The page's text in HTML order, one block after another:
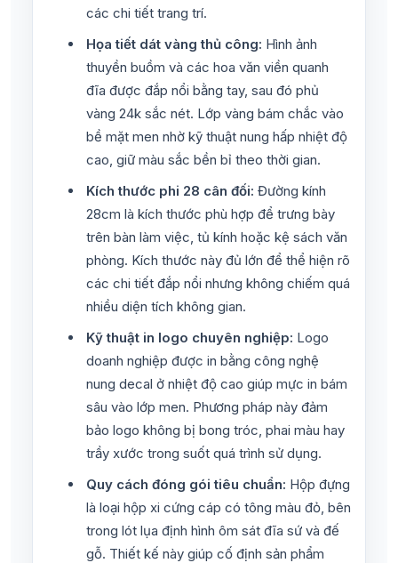
các chi tiết trang trí.
Họa tiết dát vàng thủ công: Hình ảnh
thuyền buồm và các hoa văn viền quanh
đĩa được đắp nổi bằng tay, sau đó phủ
vàng 24k sắc nét. Lớp vàng bám chắc vào
bề mặt men nhờ kỹ thuật nung hấp nhiệt độ
cao, giữ màu sắc bền bỉ theo thời gian.
Kích thước phi 28 cân đối: Đường kính
28cm là kích thước phù hợp để trưng bày
trên bàn làm việc, tủ kính hoặc kệ sách văn
phòng. Kích thước này đủ lớn để thể hiện rõ
các chi tiết đắp nổi nhưng không chiếm quá
nhiều diện tích không gian.
Kỹ thuật in logo chuyên nghiệp: Logo
doanh nghiệp được in bằng công nghệ
nung decal ở nhiệt độ cao giúp mực in bám
sâu vào lớp men. Phương pháp này đảm
bảo logo không bị bong tróc, phai màu hay
trầy xước trong suốt quá trình sử dụng.
Quy cách đóng gói tiêu chuẩn: Hộp đựng
là loại hộp xi cứng cáp có tông màu đỏ, bên
trong lót lụa định hình ôm sát đĩa sứ và đế
gỗ. Thiết kế này giúp cố định sản phẩm